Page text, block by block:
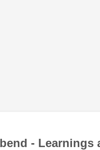
- Learnings